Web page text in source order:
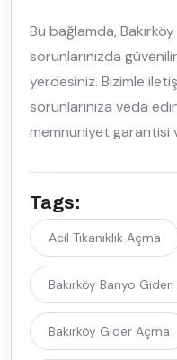
Bu bağlamda,
sorunlarınızda
yerdesiniz. Bizimle
sorunlarınıza veda
memnuniyet garantisi
Tags:
Acil Tıkanıklık Açma
Bakırköy Banyo
Bakırköy Gider Açma